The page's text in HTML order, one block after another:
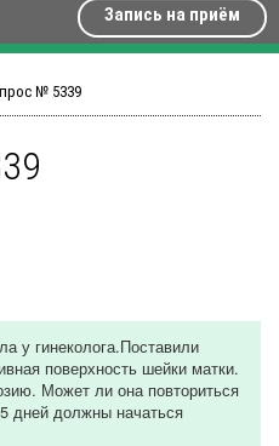
Запись на приём
№ 5339
у гинеколога.Поставили
поверхность шейки матки.
Может ли она повториться
дней должны начаться